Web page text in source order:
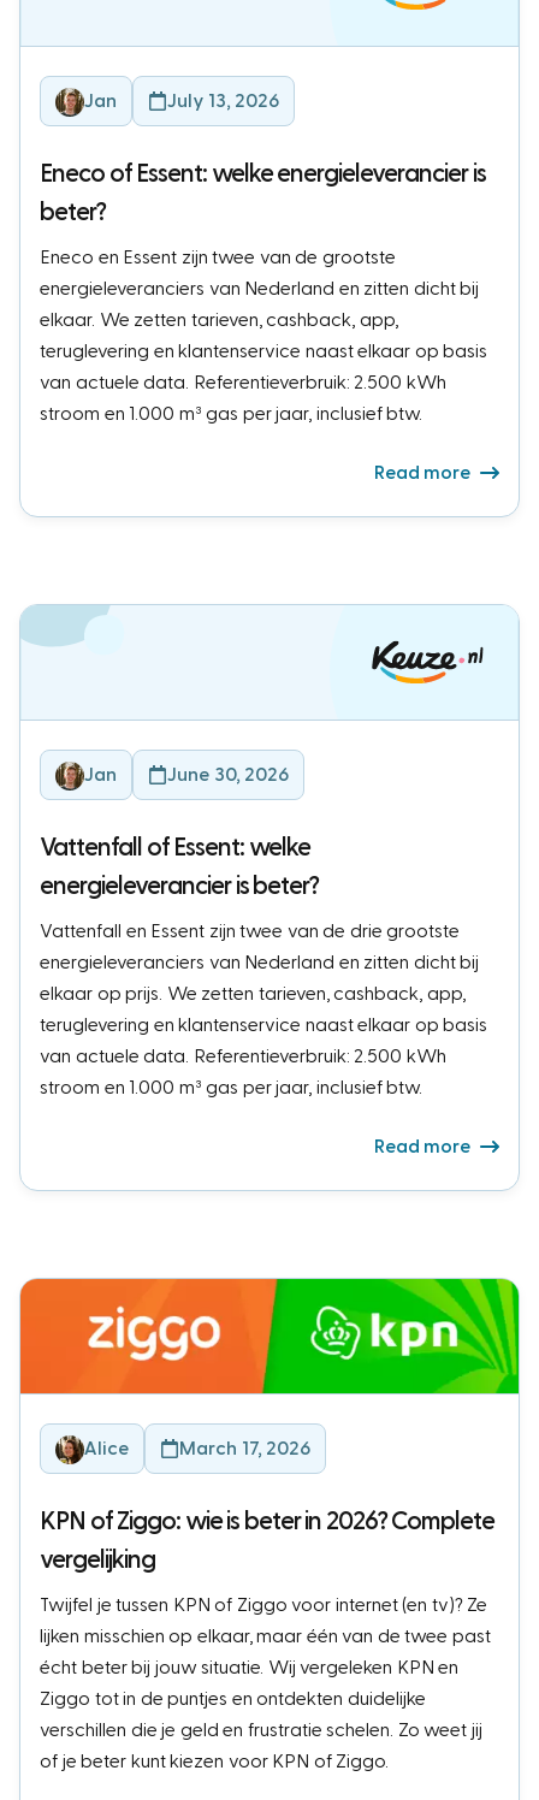
Jan July 13, 2026
Eneco of Essent: welke energieleverancier is
beter?
Eneco en Essent zijn twee van de grootste
energieleveranciers van Nederland en zitten dicht bij
elkaar. We zetten tarieven, cashback, app,
teruglevering en klantenservice naast elkaar op basis
van actuele data. Referentieverbruik: 2.500 kWh
stroom en 1.000 m³ gas per jaar, inclusief btw.
Read more
Jan June 30, 2026
Vattenfall of Essent: welke
energieleverancier is beter?
Vattenfall en Essent zijn twee van de drie grootste
energieleveranciers van Nederland en zitten dicht bij
elkaar op prijs. We zetten tarieven, cashback, app,
teruglevering en klantenservice naast elkaar op basis
van actuele data. Referentieverbruik: 2.500 kWh
stroom en 1.000 m³ gas per jaar, inclusief btw.
Read more
Alice March 17, 2026
KPN of Ziggo: wie is beter in 2026? Complete
vergelijking
Twijfel je tussen KPN of Ziggo voor internet (en tv)? Ze
lijken misschien op elkaar, maar één van de twee past
écht beter bij jouw situatie. Wij vergeleken KPN en
Ziggo tot in de puntjes en ontdekten duidelijke
verschillen die je geld en frustratie schelen. Zo weet jij
of je beter kunt kiezen voor KPN of Ziggo.